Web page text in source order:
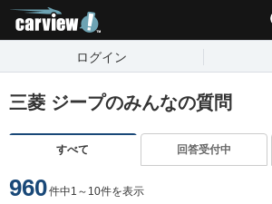
ログイン
三菱 ジープのみんなの質問
すべて 回答受付中
960件中1～10件を表示